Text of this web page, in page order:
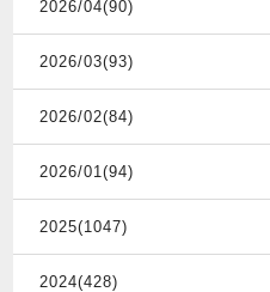
2026/04(90)
2026/03(93)
2026/02(84)
2026/01(94)
2025(1047)
2024(428)